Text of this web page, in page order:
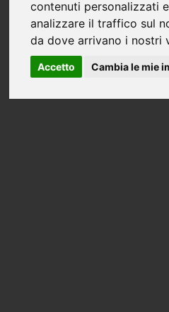
contenuti personalizzati
analizzare il traffico sul
da dove arrivano i nostri
Accetto Cambia le mie